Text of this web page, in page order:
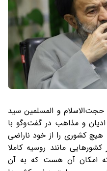
حجت‌الاسلام و المسلمین سید
و مذاهب در گفت‌وگو با
کشوری را از خود ناراضی
مانند روسیه کاملا
که امکان آن هست که به آن